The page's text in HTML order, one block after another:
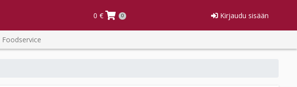
0 € 0 Kirjaudu sisään
Foodservice